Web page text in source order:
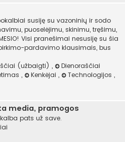
susiję su vazoninių ir sodo
puoselėjimu, skinimu, tręšimu,
Visi pranešimai nesusiję su šia
pardavimo klausimais, bus
(užbaigti) ,
Dienoraščiai
, Kenkėjai , Technologijos ,
media, pramogos
pats už save.